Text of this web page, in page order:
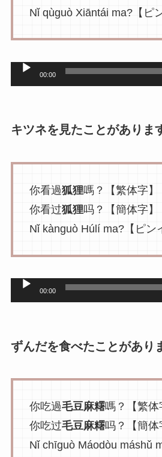
Nǐ qùguò Xiāntái ma?【ピ
レ
ヤ
00:00
キツネを見たことがありま
你看過狐狸嗎？【繁体字】
你看过狐狸吗？【簡体字】
Nǐ kànguò Húlí ma?【ピン
レ
ヤ
00:00
ずんだを食べたことがあり
你吃過毛豆麻糬嗎？【繁体
你吃过毛豆麻糬吗？【簡体
Nǐ chīguò Máodòu máshǔ